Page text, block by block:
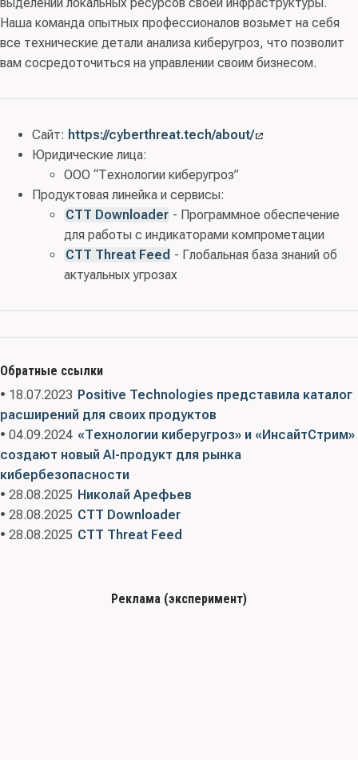
Наша команда опытных профессионалов возьмет на себя
все технические детали анализа киберугроз, что позволит
вам сосредоточиться на управлении своим бизнесом.
Сайт: https://cyberthreat.tech/about/
Юридические лица:
ООО “Технологии киберугроз”
Продуктовая линейка и сервисы:
CTT Downloader - Программное обеспечение
для работы с индикаторами компрометации
CTT Threat Feed - Глобальная база знаний об
актуальных угрозах
Обратные ссылки
• 18.07.2023 Positive Technologies представила каталог
расширений для своих продуктов
• 04.09.2024 «Технологии киберугроз» и «ИнсайтСтрим»
создают новый AI-продукт для рынка
кибербезопасности
• 28.08.2025 Николай Арефьев
• 28.08.2025 CTT Downloader
• 28.08.2025 CTT Threat Feed
Реклама (эксперимент)